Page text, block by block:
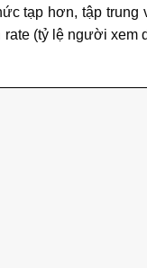
tạp hơn, tập
rate (tỷ lệ người